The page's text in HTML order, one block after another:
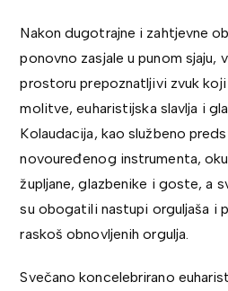
Nakon dugotrajne i zahtjevne
ponovno zasjale u punom sjaju,
prostoru prepoznatljivi zvuk
molitve, euharistijska slavlja i
Kolaudacija, kao službeno
novouređenog instrumenta,
župljane, glazbenike i goste, a
su obogatili nastupi orguljaša i
raskoš obnovljenih orgulja.
Svečano koncelebrirano